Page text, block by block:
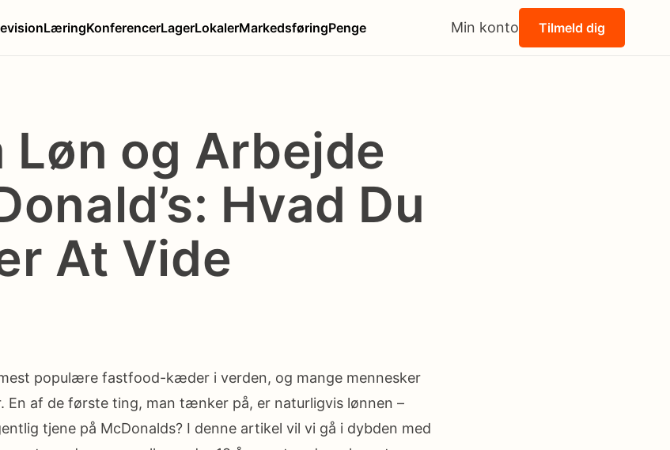
LæringKonferencerLagerLokalerMarkedsføringPenge Min konto Tilmeld dig
Løn og Arbejde
Hvad Du
At Vide
populære fastfood-kæder i verden, og mange mennesker
En af de første ting, man tænker på, er naturligvis lønnen –
tjene på McDonalds? I denne artikel vil vi gå i dybden med